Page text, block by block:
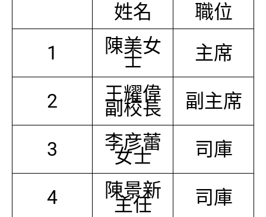
姓名
職位
1
陳美女
士 主席
2 王耀偉
副校長 副主席
3 李彦蕾
女士 司庫
4 陳景新
主任 司庫